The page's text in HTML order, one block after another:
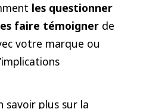
les questionner
faire témoignerde
votre marque ou
savoir plus sur la